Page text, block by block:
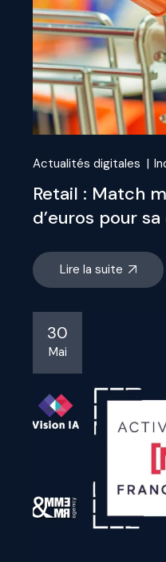
Actualités digitales
Retail : Match
d’euros pour
Lire la suite
30
Mai